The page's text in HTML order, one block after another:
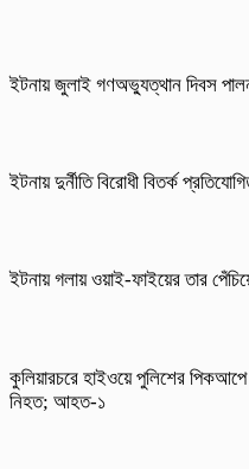
ইটনায় জুলাই গণঅভ্যুত্থান দিবস
ইটনায় দুর্নীতি বিরোধী বিতর্ক
ইটনায় গলায় ওয়াই-ফাইয়ের তার
কুলিয়ারচরে হাইওয়ে পুলিশের
নিহত; আহত-১